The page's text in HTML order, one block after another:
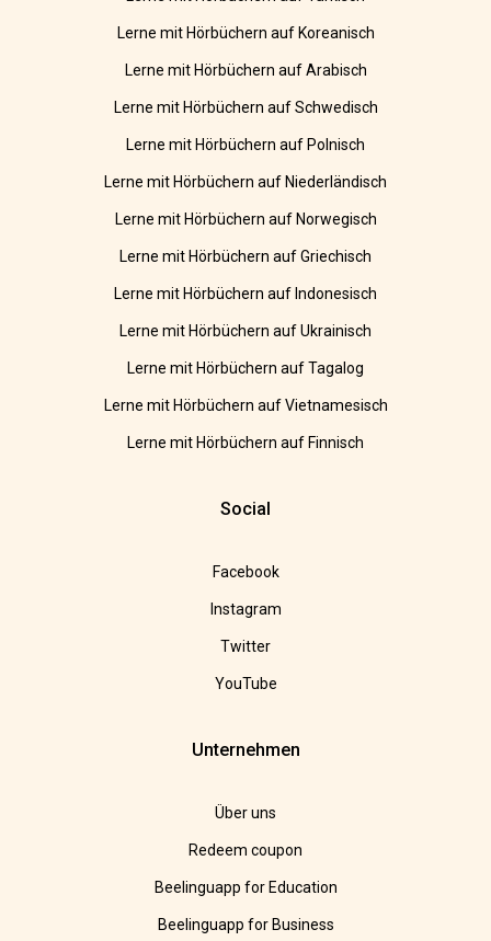
Lerne mit Hörbüchern auf Koreanisch
Lerne mit Hörbüchern auf Arabisch
Lerne mit Hörbüchern auf Schwedisch
Lerne mit Hörbüchern auf Polnisch
Lerne mit Hörbüchern auf Niederländisch
Lerne mit Hörbüchern auf Norwegisch
Lerne mit Hörbüchern auf Griechisch
Lerne mit Hörbüchern auf Indonesisch
Lerne mit Hörbüchern auf Ukrainisch
Lerne mit Hörbüchern auf Tagalog
Lerne mit Hörbüchern auf Vietnamesisch
Lerne mit Hörbüchern auf Finnisch
Social
Facebook
Instagram
Twitter
YouTube
Unternehmen
Über uns
Redeem coupon
Beelinguapp for Education
Beelinguapp for Business